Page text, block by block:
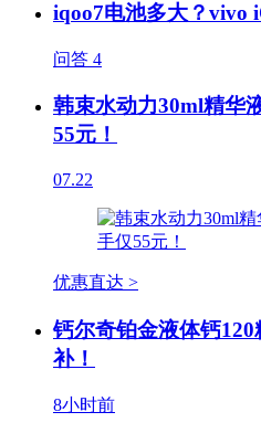
iqoo7电池多大？vivo
问答 4
韩束水动力30ml精华
55元！
07.22
优惠直达 >
钙尔奇铂金液体钙
补！
8小时前